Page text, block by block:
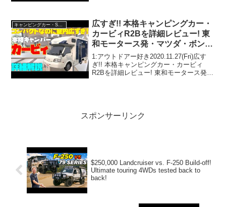
キャンピングカー・SUV人気車種
広すぎ!! 本格キャンピングカー・
カービィR2Bを詳細レビュー! 東
和モータース発・マツダ・ボンゴ
トラックベース・ベストサイズな
キャブコンバージョン！道の駅巡
りや車中泊の旅、テレワークにも
1:アウトドアー好き2020.11.27(Fri)広す
ぎ!! 本格キャンピングカー・カービィ
R2Bを詳細レビュー! 東和モータース発・
スポンサーリンク
$250,000 Landcruiser vs. F-250 Build-off!
Ultimate touring 4WDs tested back to
back!